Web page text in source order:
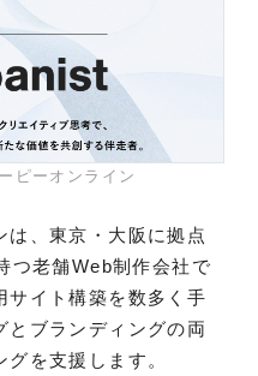
ピーオンライン
は、東京・大阪に拠点
つ老舗Web制作会社で
サイト構築を数多く手
とブランディングの両
を支援します。